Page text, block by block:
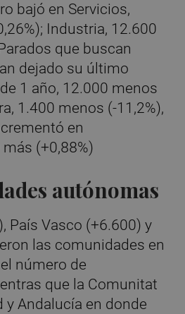
bajó en Servicios,
Industria, 12.600
que buscan
dejado su último
1 año, 12.000 menos
1.400 menos (-11,2%),
en
(+0,88%)
autónomas
País Vasco (+6.600) y
las comunidades en
número de
que la Comunitat
y Andalucía en donde